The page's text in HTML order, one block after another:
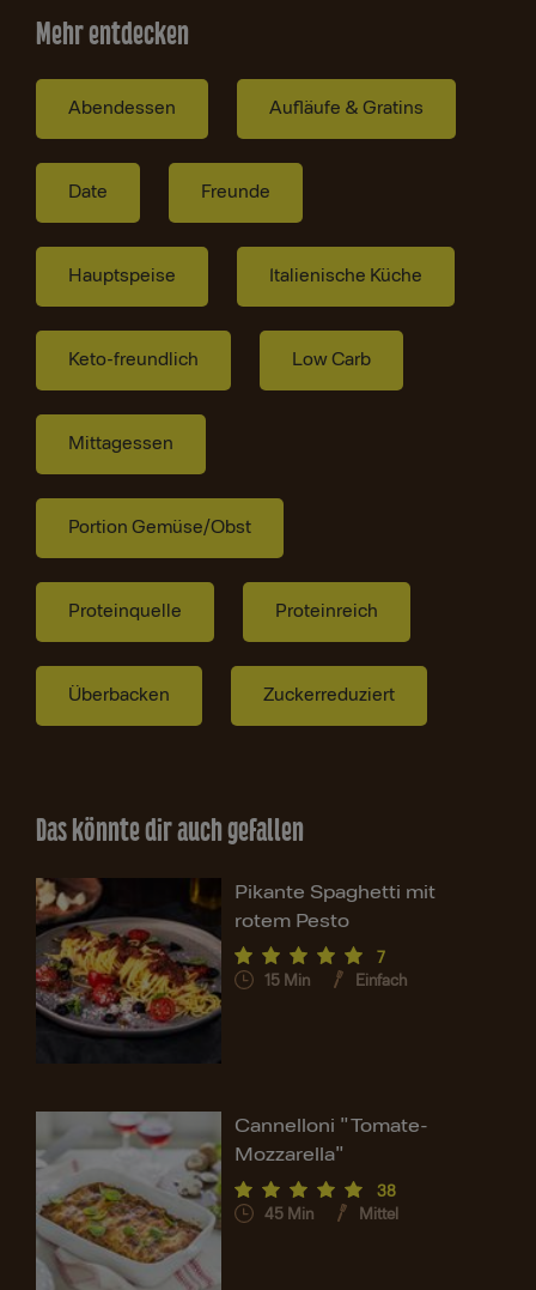
Mehr entdecken
Abendessen Aufläufe & Gratins
Date Freunde
Hauptspeise Italienische Küche
Keto-freundlich Low Carb
Mittagessen
Portion Gemüse/Obst
Proteinquelle Proteinreich
Überbacken Zuckerreduziert
Das könnte dir auch gefallen
Pikante Spaghetti mit
rotem Pesto
7
15 Min Einfach
Cannelloni "Tomate-
Mozzarella"
38
45 Min Mittel